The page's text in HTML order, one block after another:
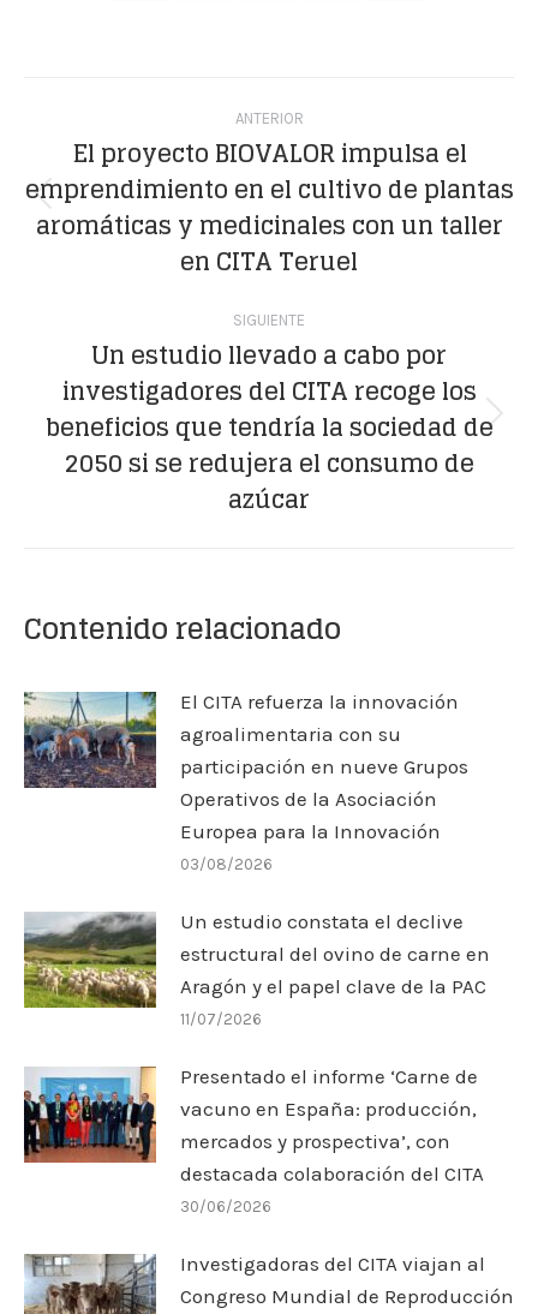
Navegación
entre
publicaciones
ANTERIOR
anterior:
El proyecto BIOVALOR impulsa el
emprendimiento en el cultivo de plantas
aromáticas y medicinales con un taller
en CITA Teruel
SIGUIENTE
Publicación
siguiente:
Un estudio llevado a cabo por
investigadores del CITA recoge los
beneficios que tendría la sociedad de
2050 si se redujera el consumo de
azúcar
Contenido relacionado
El CITA refuerza la innovación
agroalimentaria con su
participación en nueve Grupos
Operativos de la Asociación
Europea para la Innovación
03/08/2026
Un estudio constata el declive
estructural del ovino de carne en
Aragón y el papel clave de la PAC
11/07/2026
Presentado el informe ‘Carne de
vacuno en España: producción,
mercados y prospectiva’, con
destacada colaboración del CITA
30/06/2026
Investigadoras del CITA viajan al
Congreso Mundial de Reproducción